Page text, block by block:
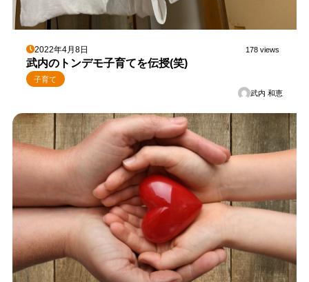
2022年4月8日 178 views
武内のトンデモ子育てを伝授(笑)
子育て
武内 和恵